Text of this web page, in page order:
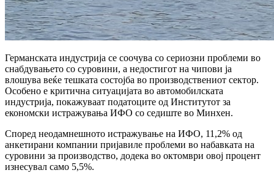
Германската индустрија се соочува со сериозни проблеми во
снабдувањето со суровини, а недостигот на чипови ја
влошува веќе тешката состојба во производствениот сектор.
Особено е критична ситуацијата во автомобилската
индустрија, покажуваат податоците од Институтот за
економски истражувања ИФО со седиште во Минхен.
Според неодамнешното истражување на ИФО, 11,2% од
анкетирани компании пријавиле проблеми во набавката на
суровини за производство, додека во октомври овој процент
изнесувал само 5,5%.